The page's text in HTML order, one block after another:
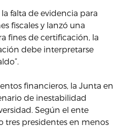
falta de evidencia para
fiscales y lanzó una
fines de certificación, la
debe interpretarse
financieros, la Junta en
de inestabilidad
Según el ente
tres presidentes en menos